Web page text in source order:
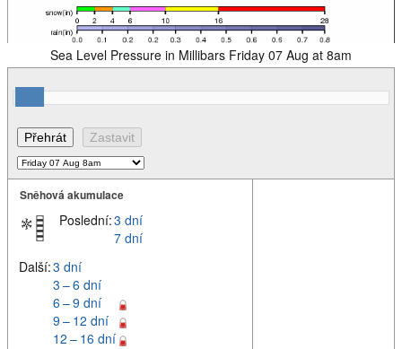
Sea Level Pressure in Millibars Friday 07 Aug at 8am
Sněhová akumulace
Poslední:3 dní
7 dní
Další:3 dní
3 – 6 dní
6 – 9 dní
9 – 12 dní
12 – 16 dní